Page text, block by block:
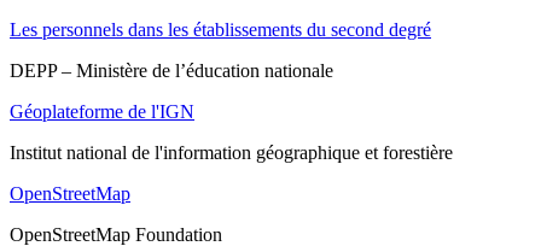
Les personnels dans les établissements du second degré
DEPP – Ministère de l’éducation nationale
Géoplateforme de l'IGN
Institut national de l'information géographique et forestière
OpenStreetMap
OpenStreetMap Foundation